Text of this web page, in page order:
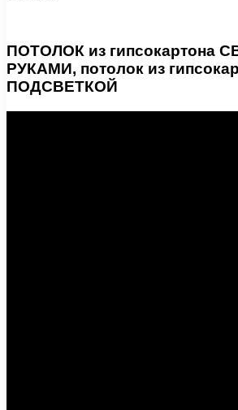
ПОТОЛОК из гипсокартона
РУКАМИ, потолок из
ПОДСВЕТКОЙ